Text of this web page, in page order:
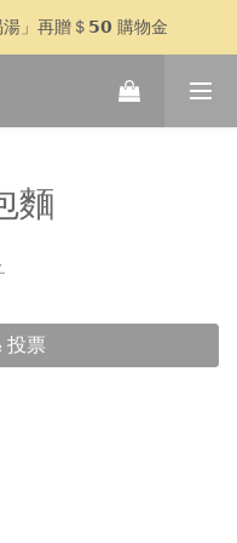
全家超取免運
」再贈＄𝟱𝟬 購物金
全家超取免運
麵
投票